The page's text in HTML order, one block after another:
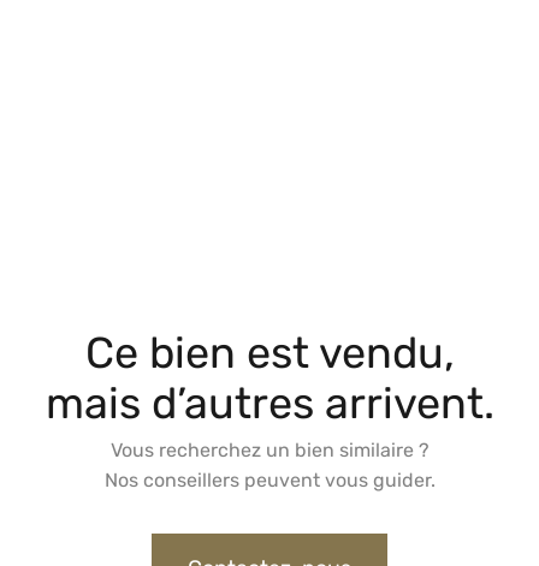
Ce bien est vendu,
mais d’autres arrivent.
Vous recherchez un bien similaire ?
Nos conseillers peuvent vous guider.